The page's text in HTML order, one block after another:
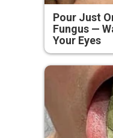
Pour Just
Fungus —
Your Eyes